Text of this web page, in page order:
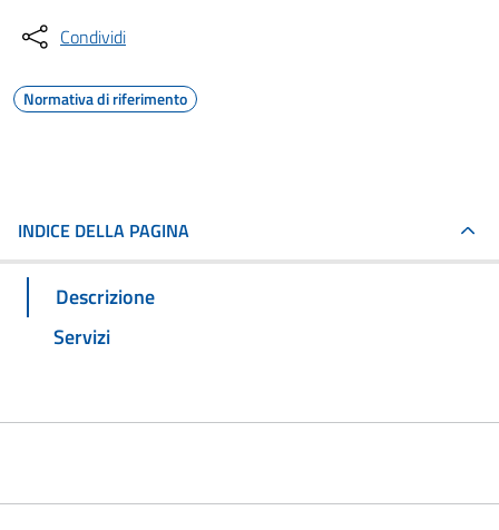
Condividi
Normativa di riferimento
INDICE DELLA PAGINA
Descrizione
Servizi